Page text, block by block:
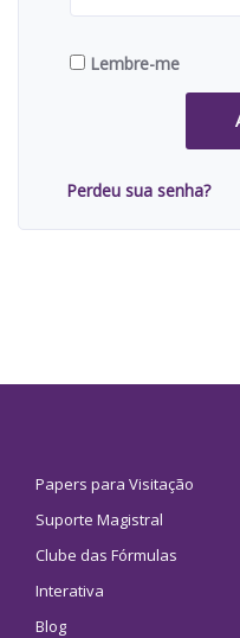
Lembre-me
Perdeu sua senha?
Papers para Visitação
Suporte Magistral
Clube das Fórmulas
Interativa
Blog